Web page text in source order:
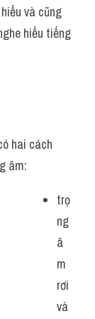
và cũng
hiểu tiếng
hai cách
âm:
trọ
ng
â
m
rơi
và